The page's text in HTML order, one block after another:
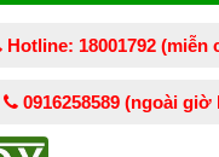
Hotline: 18001792 (miễn
0916258589 (ngoài giờ